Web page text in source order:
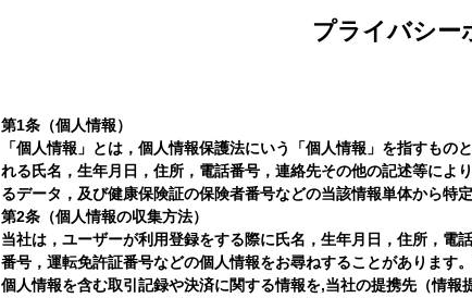
プライバシー
第1条（個人情報）
「個人情報」とは，個人情報保護法にいう「個人情報」を指すも
れる氏名，生年月日，住所，電話番号，連絡先その他の記述等によ
るデータ，及び健康保険証の保険者番号などの当該情報単体から特
第2条（個人情報の収集方法）
当社は，ユーザーが利用登録をする際に氏名，生年月日，住所，電
番号，運転免許証番号などの個人情報をお尋ねすることがあります
個人情報を含む取引記録や決済に関する情報を,当社の提携先（情